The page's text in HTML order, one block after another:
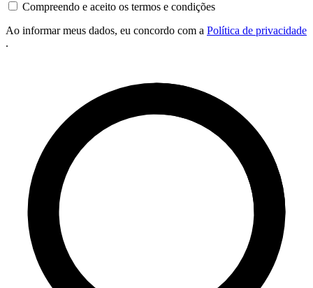
Compreendo e aceito os termos e condições
Ao informar meus dados, eu concordo com a Política de privacidade
.